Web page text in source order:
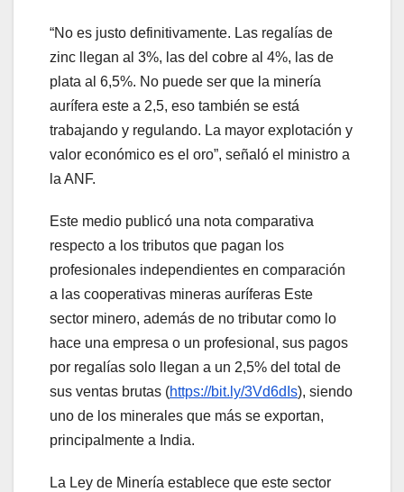
“No es justo definitivamente. Las regalías de
zinc llegan al 3%, las del cobre al 4%, las de
plata al 6,5%. No puede ser que la minería
aurífera este a 2,5, eso también se está
trabajando y regulando. La mayor explotación y
valor económico es el oro”, señaló el ministro a
la ANF.
Este medio publicó una nota comparativa
respecto a los tributos que pagan los
profesionales independientes en comparación
a las cooperativas mineras auríferas Este
sector minero, además de no tributar como lo
hace una empresa o un profesional, sus pagos
por regalías solo llegan a un 2,5% del total de
sus ventas brutas (https://bit.ly/3Vd6dIs), siendo
uno de los minerales que más se exportan,
principalmente a India.
La Ley de Minería establece que este sector